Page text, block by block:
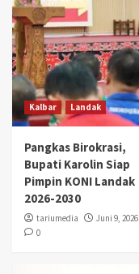
Kalbar Landak
Pangkas Birokrasi,
Bupati Karolin Siap
Pimpin KONI Landak
2026-2030
tariumedia
Juni 9, 2026
0